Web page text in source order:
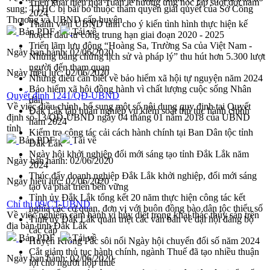
Triển khai hiệu quả Tuần lễ hưởng ứng học tập suốt đời năm
2024
Thành viên UBND tỉnh cho ý kiến tình hình thực hiện kế
hoạch đầu tư công trung hạn giai đoạn 2020 - 2025
Triển lãm lưu động “Hoàng Sa, Trường Sa của Việt Nam -
Những bằng chứng lịch sử và pháp lý” thu hút hơn 5.300 lượt
người đến tham quan
Những điều cần biết về bảo hiểm xã hội tự nguyện năm 2024
Bảo hiểm xã hội đồng hành vì chất lượng cuộc sống Nhân
dân
Đắk Lắk tập huấn nghiệp vụ kiểm soát thủ tục hành chính
năm 2024
Kiểm tra công tác cải cách hành chính tại Ban Dân tộc tỉnh
Đắk Lắk
Ngày hội khởi nghiệp đổi mới sáng tạo tỉnh Đắk Lắk năm
2024
Thúc đẩy doanh nghiệp Đắk Lắk khởi nghiệp, đổi mới sáng
tạo và phát triển bền vững
Tỉnh ủy Đắk Lắk tổng kết 20 năm thực hiện công tác kết
nghĩa các cơ quan, đơn vị với buôn đồng bào dân tộc thiểu số
Tỉnh ủy Đắk Lắk quán triệt các văn bản về đại hội đảng bộ
các cấp
Huyện Krông Pắc sôi nổi Ngày hội chuyển đổi số năm 2024
Cắt giảm thủ tục hành chính, ngành Thuế đã tạo nhiều thuận
lợi cho người nộp thuế
sung; TTHC bị bãi bỏ thuộc thẩm quyền giải quyết của Sở Công
Thƣơng và UBND cấp huyện
Bản PDF
Tải về
Ngày ban hành:02/06/2020
Ngày hiệu lực:02/06/2020
Quyết định 1241/QĐ-UBND
Về việc điều chỉnh, bổ sung một số nội dung quy định tại Quyết
định số 13/QĐ-UBND ngày 04 tháng 01 năm 2018 của UBND
tỉnh
Bản PDF
Tải về
Ngày ban hành:02/06/2020
Ngày hiệu lực:02/06/2020
Chỉ thị 09/CT-UBND
Về việc nghiêm cấm hành vi hủy diệt trong khai thác thủy sản trên
địa bàn tỉnh Đắk Lắk
Bản PDF
Tải về
Ngày ban hành:02/06/2020